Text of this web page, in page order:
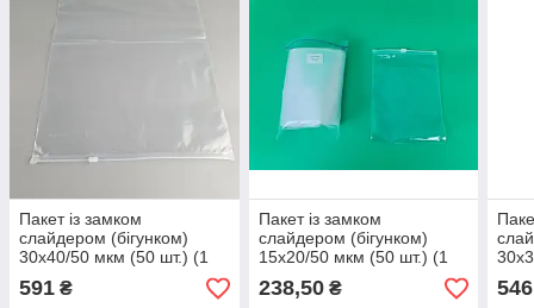
Пакет із замком
слайдером (бігунком)
30х40/50 мкм (50 шт.) (1
пачка)
591 ₴
Пакет із замком
слайдером (бігунком)
15х20/50 мкм (50 шт.) (1
пачка)
238,50₴ 546